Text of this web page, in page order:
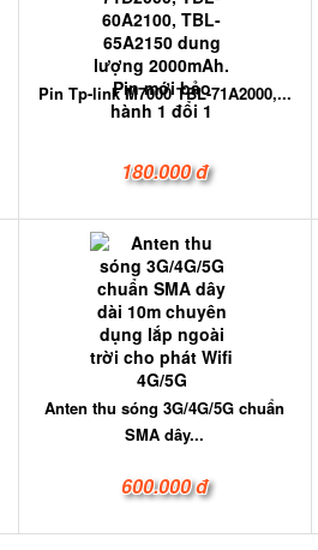
Pin Tp-link M7000 TBL-71A2000,...
180.000 đ
Anten thu sóng 3G/4G/5G chuẩn
SMA dây...
600.000 đ